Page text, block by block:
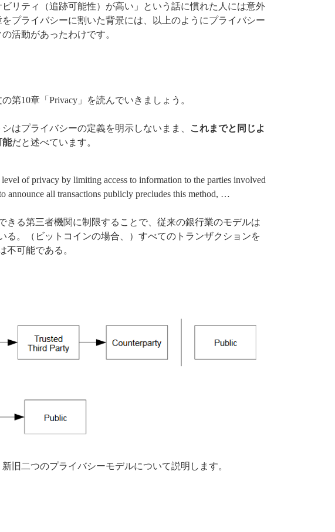
リティ（追跡可能性）が高い」という話に慣れた人には意外
プライバシーに割いた背景には、以上のようにプライバシー
活動があったわけです。
第10章「Privacy」を読んでいきましょう。
はプライバシーの定義を明示しないまま、
これまでと同じよ
能だと述べています。
of privacy by limiting access to information to the parties involved
announce all transactions publicly precludes this method, …
きる第三者機関に制限することで、従来の銀行業のモデルは
る。（ビットコインの場合、）すべてのトランザクションを
不可能である。
旧二つのプライバシーモデルについて説明します。